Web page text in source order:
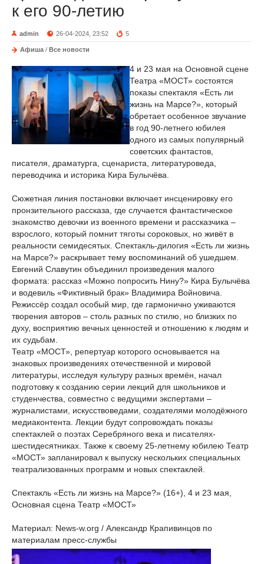
к его 90-летию
admin 26-04-2024, 23:52 5
Афиша / Все новости
4 и 23 мая на Основной сцене
Театра «МОСТ» состоятся
показы спектакля «Есть ли
жизнь на Марсе?», который
обретает особенное звучание
в год 90-летнего юбилея
одного из самых популярный
советских фантастов,
писателя, драматурга, сценариста, литературоведа,
переводчика и историка Кира Булычёва.
Сюжетная линия постановки включает инсценировку его
пронзительного рассказа, где случается фантастическое
знакомство девочки из военного времени и рассказчика –
взрослого, который помнит тяготы сороковых, но живёт в
реальности семидесятых. Спектакль-дилогия «Есть ли жизнь
на Марсе?» раскрывает тему воспоминаний об ушедшем.
Евгений Славутин объединил произведения малого
формата: рассказ «Можно попросить Нину?» Кира Булычёва
и водевиль «Фиктивный брак» Владимира Войновича.
Режиссёр создал особый мир, где гармонично уживаются
творения авторов – столь разных по стилю, но близких по
духу, восприятию вечных ценностей и отношению к людям и
их судьбам.
Театр «МОСТ», репертуар которого основывается на
знаковых произведениях отечественной и мировой
литературы, исследуя культуру разных времён, начал
подготовку к созданию серии лекций для школьников и
студенчества, совместно с ведущими экспертами –
журналистами, искусствоведами, создателями молодёжного
медиаконтента. Лекции будут сопровождать показы
спектаклей о поэтах Серебряного века и писателях-
шестидесятниках. Также к своему 25-летнему юбилею Театр
«МОСТ» запланировал к выпуску нескольких специальных
театрализованных программ и новых спектаклей.
Спектакль «Есть ли жизнь на Марсе?» (16+), 4 и 23 мая,
Основная сцена Театр «МОСТ»
Материал: News-w.org / Александр Крапивинцов по
материалам пресс-службы